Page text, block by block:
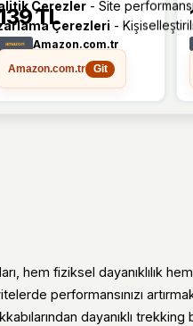
Sarı 30 x 28 cm
TL
Amazon.com.tr
Amazon.com.tr
Git
hem fiziksel dayanıklılık
performansınızı
dayanıklı
Çerezler - Site
Çerezleri -